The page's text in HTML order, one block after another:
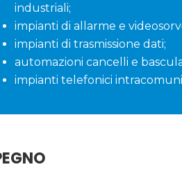
industriali;
impianti di allarme e
impianti di trasmissione dati;
automazioni cancelli e
impianti telefonici